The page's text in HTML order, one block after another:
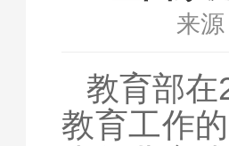
来
教育部在
教育工作